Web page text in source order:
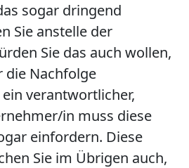
sogar dringend
Sie anstelle der
Sie das auch wollen,
die Nachfolge
verantwortlicher,
in muss diese
einfordern. Diese
Sie im Übrigen auch,